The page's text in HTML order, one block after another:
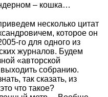
– кошка…
несколько цитат
которое он
го для одного из
журналов. Будем
«авторской
собранию.
так сказать, из
что такое?